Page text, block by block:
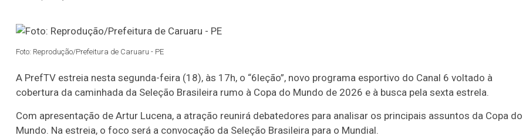
Foto: Reprodução/Prefeitura de Caruaru - PE
A PrefTV estreia nesta segunda-feira (18), às 17h, o “6leção”, novo programa esportivo do Canal 6 voltado à
cobertura da caminhada da Seleção Brasileira rumo à Copa do Mundo de 2026 e à busca pela sexta estrela.
Com apresentação de Artur Lucena, a atração reunirá debatedores para analisar os principais assuntos da Copa do
Mundo. Na estreia, o foco será a convocação da Seleção Brasileira para o Mundial.